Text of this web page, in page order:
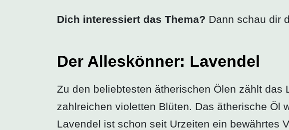
Dich interessiert das Thema? Dann schau dir
Der Alleskönner: Lavendel
Zu den beliebtesten ätherischen Ölen zählt
zahlreichen violetten Blüten. Das ätherische Öl
Lavendel ist schon seit Urzeiten ein bewährtes